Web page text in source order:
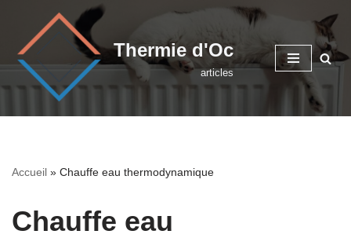
Aller
au
contenu
Thermie d'Oc
articles
Accueil » Chauffe eau thermodynamique
Chauffe eau